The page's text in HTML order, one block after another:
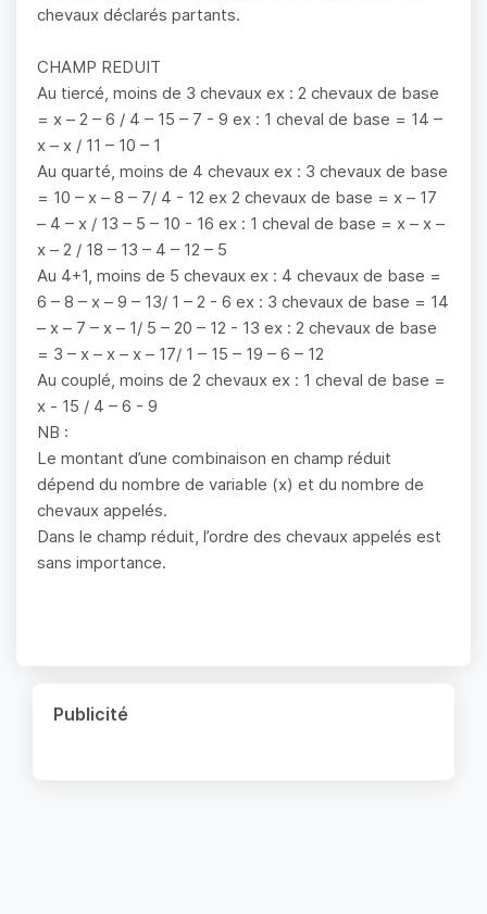
chevaux déclarés partants.
CHAMP REDUIT
Au tiercé, moins de 3 chevaux ex : 2 chevaux de base
= x – 2 – 6 / 4 – 15 – 7 - 9 ex : 1 cheval de base = 14 –
x – x / 11 – 10 – 1
Au quarté, moins de 4 chevaux ex : 3 chevaux de base
= 10 – x – 8 – 7/ 4 - 12 ex 2 chevaux de base = x – 17
– 4 – x / 13 – 5 – 10 - 16 ex : 1 cheval de base = x – x –
x – 2 / 18 – 13 – 4 – 12 – 5
Au 4+1, moins de 5 chevaux ex : 4 chevaux de base =
6 – 8 – x – 9 – 13/ 1 – 2 - 6 ex : 3 chevaux de base = 14
– x – 7 – x – 1/ 5 – 20 – 12 - 13 ex : 2 chevaux de base
= 3 – x – x – x – 17/ 1 – 15 – 19 – 6 – 12
Au couplé, moins de 2 chevaux ex : 1 cheval de base =
x - 15 / 4 – 6 - 9
NB :
Le montant d’une combinaison en champ réduit
dépend du nombre de variable (x) et du nombre de
chevaux appelés.
Dans le champ réduit, l’ordre des chevaux appelés est
sans importance.
Publicité